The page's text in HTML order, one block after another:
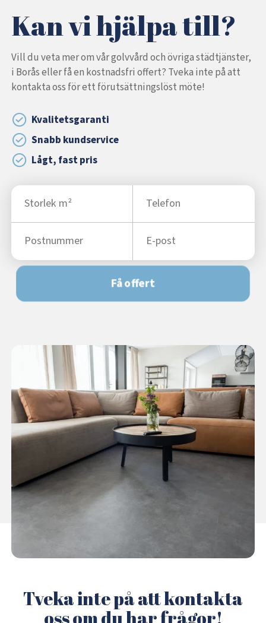
Kan vi hjälpa till?
Vill du veta mer om vår golvvård och övriga städtjänster,
i Borås eller få en kostnadsfri offert? Tveka inte på att
kontakta oss för ett förutsättningslöst möte!
Kvalitetsgaranti
Snabb kundservice
Lågt, fast pris
Få offert
Tveka inte på att kontakta
oss om du har frågor!